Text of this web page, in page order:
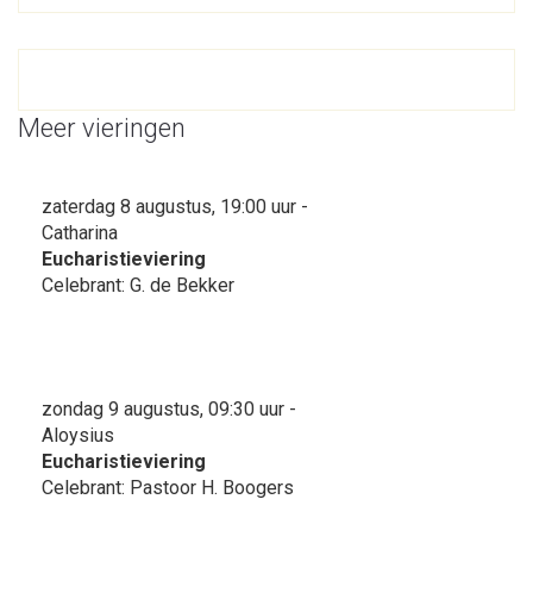
Meer vieringen
zaterdag 8 augustus, 19:00 uur -
Catharina
Eucharistieviering
Celebrant: G. de Bekker
zondag 9 augustus, 09:30 uur -
Aloysius
Eucharistieviering
Celebrant: Pastoor H. Boogers